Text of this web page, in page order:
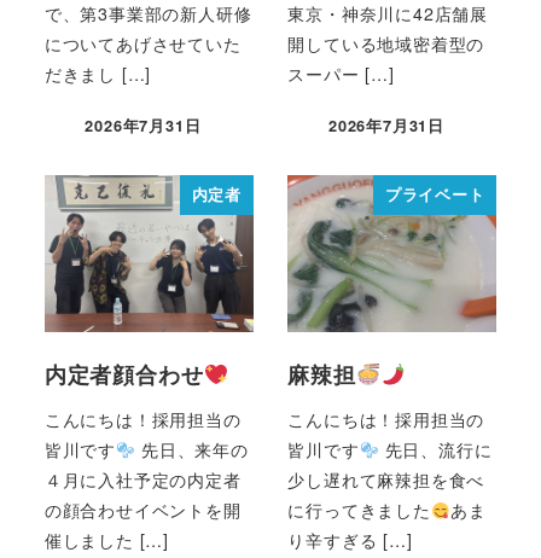
で、第3事業部の新人研修
についてあげさせていた
だきまし […]
2026年7月31日
東京・神奈川に42店舗展
開している地域密着型の
スーパー […]
2026年7月31日
内定者
内定者顔合わせ
こんにちは！採用担当の
皆川です
先日、来年の
４月に入社予定の内定者
の顔合わせイベントを開
催しました […]
プライベート
麻辣担
こんにちは！採用担当の
皆川です
先日、流行に
少し遅れて麻辣担を食べ
に行ってきました
あま
り辛すぎる […]